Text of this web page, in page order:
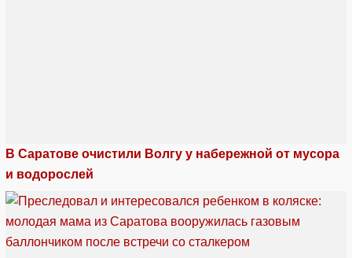
В Саратове очистили Волгу у набережной от мусора
и водорослей